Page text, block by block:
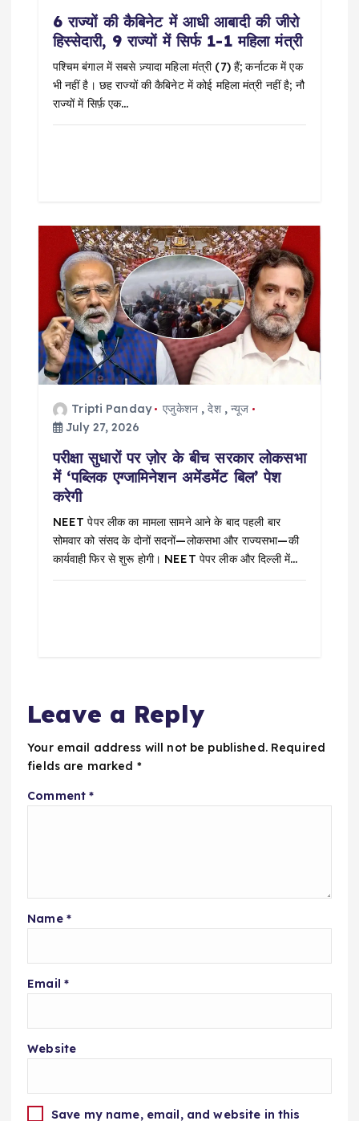
6 राज्यों की कैबिनेट में आधी आबादी की जीरो
हिस्सेदारी, 9 राज्यों में सिर्फ 1-1 महिला मंत्री
पश्चिम बंगाल में सबसे ज़्यादा महिला मंत्री (7) हैं; कर्नाटक में एक
भी नहीं है। छह राज्यों की कैबिनेट में कोई महिला मंत्री नहीं है; नौ
राज्यों में सिर्फ़ एक…
Tripti Panday एजुकेशन,देश,न्यूज
July 27, 2026
परीक्षा सुधारों पर ज़ोर के बीच सरकार लोकसभा
में ‘पब्लिक एग्जामिनेशन अमेंडमेंट बिल’ पेश
करेगी
NEET पेपर लीक का मामला सामने आने के बाद पहली बार
सोमवार को संसद के दोनों सदनों—लोकसभा और राज्यसभा—की
कार्यवाही फिर से शुरू होगी। NEET पेपर लीक और दिल्ली में…
Leave a Reply
Your email address will not be published. Required
fields are marked *
Comment*
Name *
Email *
Website
Save my name, email, and website in this